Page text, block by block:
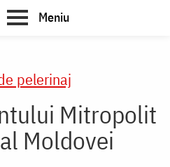
Meniu
pelerinaj
Mitropolit
Moldovei